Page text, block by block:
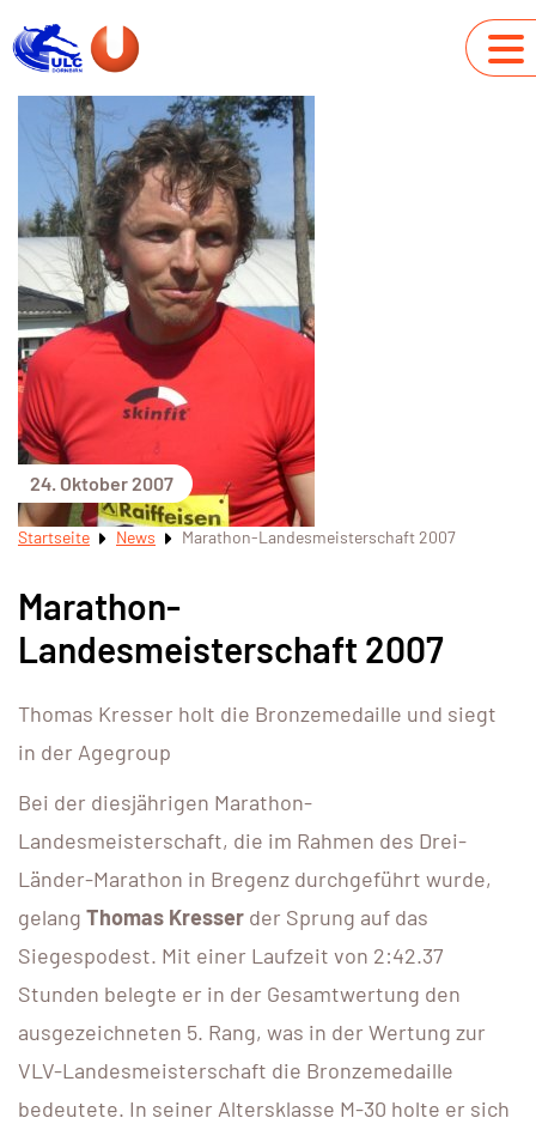
24. Oktober 2007
Startseite News Marathon-Landesmeisterschaft 2007
Marathon-
Landesmeisterschaft 2007
Thomas Kresser holt die Bronzemedaille und siegt
in der Agegroup
Bei der diesjährigen Marathon-
Landesmeisterschaft, die im Rahmen des Drei-
Länder-Marathon in Bregenz durchgeführt wurde,
gelang Thomas Kresser der Sprung auf das
Siegespodest. Mit einer Laufzeit von 2:42.37
Stunden belegte er in der Gesamtwertung den
ausgezeichneten 5. Rang, was in der Wertung zur
VLV-Landesmeisterschaft die Bronzemedaille
bedeutete. In seiner Altersklasse M-30 holte er sich